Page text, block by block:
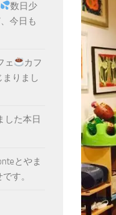
数日少
今日も
ェ
カフ
りまし
した本日
とやま
す。